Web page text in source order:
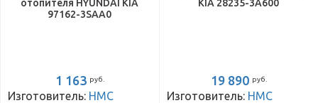
отопителя HYUNDAI KIA
97162-3SAA0
1 163 руб.
Изготовитель: HMC
KIA 28235-3A600
19 890 руб.
Изготовитель: HMC